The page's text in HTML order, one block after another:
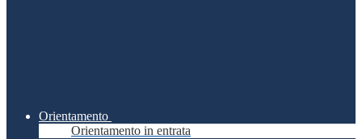
Orientamento
Orientamento in entrata